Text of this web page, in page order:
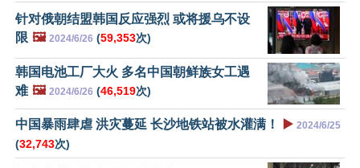
针对俄朝结盟韩国反应强烈 或将援乌不设
限 🖼️ 2024/6/26 (59,353次)
韩国电池工厂大火 多名中国朝鲜族女工遇
难 🖼️ 2024/6/26 (46,519次)
中国暴雨肆虐 洪灾蔓延 长沙地铁站被水灌满！ ▶️ 2024/6/25
(32,743次)